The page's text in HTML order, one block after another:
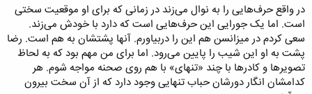
در واقع حرف‌هایی را به نوال می‌زند در زمانی که برای او موقعیت سختی
است. اما یک جورایی این حرف‌هایی است که دارد با خودش می‌زند.
سعی کردم در میزانسن هم این را دربیاورم. آنها پشتشان به هم است. رضا
پشت به او این شیب را پایین می‌رود. اما برای من مهم بود که به لحاظ
تصویرها و کادرها با چند «تنهای» با هم روی صحنه مواجه شوم. هر
کدامشان انگار دورشان حباب تنهایی وجود دارد که از آن سخت بیرون